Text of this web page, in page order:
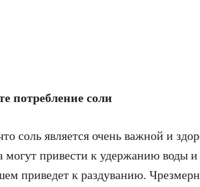
потребление соли
соль является очень важной и
могут привести к удержанию воды
приведет к раздуванию.